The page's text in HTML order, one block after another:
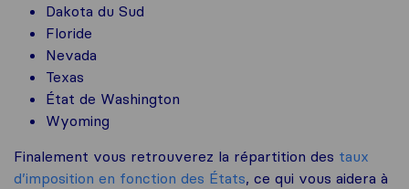
Dakota du Sud
Floride
Nevada
Texas
État de Washington
Wyoming
Finalement vous retrouverez la répartition des taux
d’imposition en fonction des États, ce qui vous aidera à